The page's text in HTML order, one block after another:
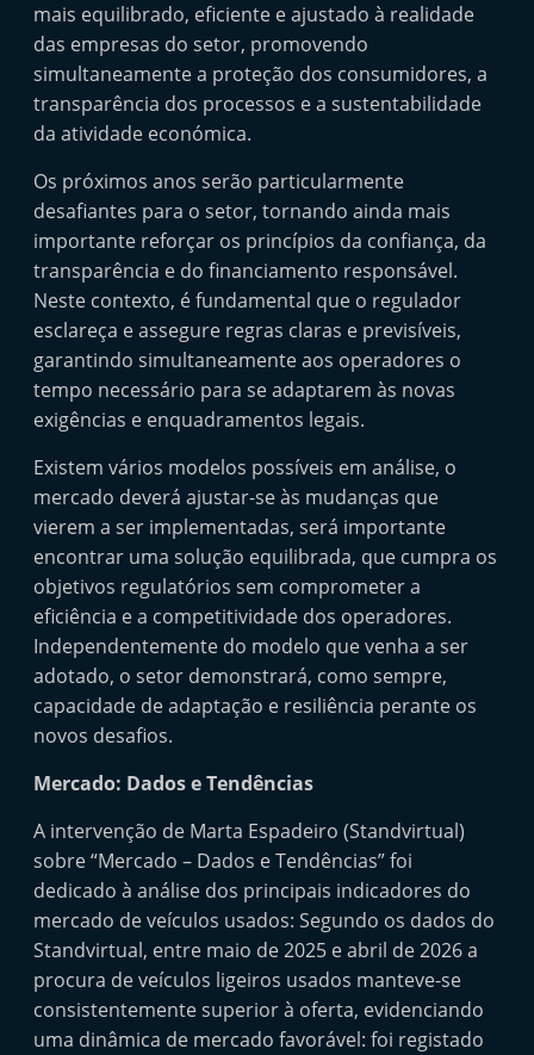
mais equilibrado, eficiente e ajustado à realidade
das empresas do setor, promovendo
simultaneamente a proteção dos consumidores, a
transparência dos processos e a sustentabilidade
da atividade económica.
Os próximos anos serão particularmente
desafiantes para o setor, tornando ainda mais
importante reforçar os princípios da confiança, da
transparência e do financiamento responsável.
Neste contexto, é fundamental que o regulador
esclareça e assegure regras claras e previsíveis,
garantindo simultaneamente aos operadores o
tempo necessário para se adaptarem às novas
exigências e enquadramentos legais.
Existem vários modelos possíveis em análise, o
mercado deverá ajustar-se às mudanças que
vierem a ser implementadas, será importante
encontrar uma solução equilibrada, que cumpra os
objetivos regulatórios sem comprometer a
eficiência e a competitividade dos operadores.
Independentemente do modelo que venha a ser
adotado, o setor demonstrará, como sempre,
capacidade de adaptação e resiliência perante os
novos desafios.
Mercado: Dados e Tendências
A intervenção de Marta Espadeiro (Standvirtual)
sobre “Mercado – Dados e Tendências” foi
dedicado à análise dos principais indicadores do
mercado de veículos usados: Segundo os dados do
Standvirtual, entre maio de 2025 e abril de 2026 a
procura de veículos ligeiros usados manteve-se
consistentemente superior à oferta, evidenciando
uma dinâmica de mercado favorável: foi registado